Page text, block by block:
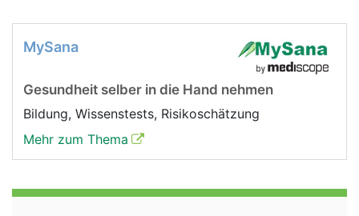
MySana
Gesundheit selber in die Hand nehmen
Bildung, Wissenstests, Risikoschätzung
Mehr zum Thema